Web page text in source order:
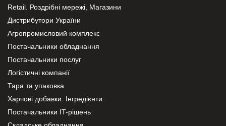
Retail. Роздрібні мережі, Магазини
Дистрибутори України
Агропромисловий комплекс
Постачальники обладнання
Постачальники послуг
Логістичні компанії
Тара та упаковка
Харчові добавки. Інгредієнти.
Постачальники IT-рішень